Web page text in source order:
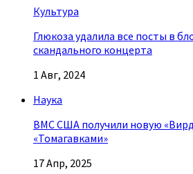
Культура
Глюкоза удалила все посты в
скандального концерта
1 Авг, 2024
Наука
ВМС США получили новую
«Томагавками»
17 Апр, 2025